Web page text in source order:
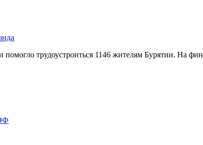
помогло трудоустроиться 1146 жителям Бурятии. На